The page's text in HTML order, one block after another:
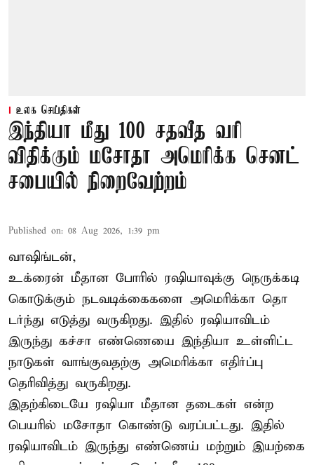
உலக செய்திகள்
இந்தியா மீது 100 சதவீத வரி
விதிக்கும் மசோதா அமெரிக்க செனட்
சபையில் நிறைவேற்றம்
Published on: 08 Aug 2026, 1:39 pm
வாஷிங்டன்,
உக்ரைன் மீதான போரில் ரஷியாவுக்கு நெருக்கடி
கொடுக்கும் நடவடிக்கைகளை அமெரிக்கா தொ
டர்ந்து எடுத்து வருகிறது. இதில் ரஷியாவிடம்
இருந்து கச்சா எண்ணெயை இந்தியா உள்ளிட்ட
நாடுகள் வாங்குவதற்கு அமெரிக்கா எதிர்ப்பு
தெரிவித்து வருகிறது.
இதற்கிடையே ரஷியா மீதான தடைகள் என்ற
பெயரில் மசோதா கொண்டு வரப்பட்டது. இதில்
ரஷியாவிடம் இருந்து எண்ணெய் மற்றும் இயற்கை